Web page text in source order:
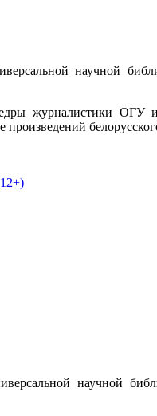
научной
журналистики
произведений
научной